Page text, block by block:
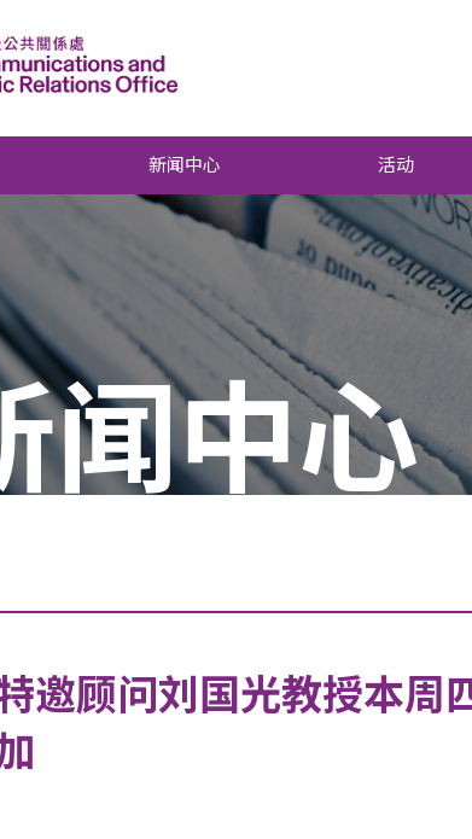
新闻中心 活动
闻中心
邀顾问刘国光教授本周